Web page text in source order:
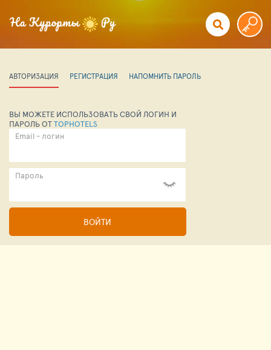
АВТОРИЗАЦИЯ РЕГИСТРАЦИЯ НАПОМНИТЬ ПАРОЛЬ
ВЫ МОЖЕТЕ ИСПОЛЬЗОВАТЬ СВОЙ ЛОГИН И
ПАРОЛЬ ОТTOPHOTELS
Email - логин
Пароль
ВОЙТИ